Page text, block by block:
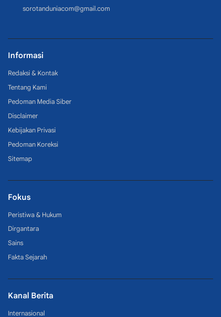
sorotanduniacom@gmail.com
Informasi
Redaksi & Kontak
Tentang Kami
Pedoman Media Siber
Disclaimer
Kebijakan Privasi
Pedoman Koreksi
Sitemap
Fokus
Peristiwa & Hukum
Dirgantara
Sains
Fakta Sejarah
Kanal Berita
Internasional